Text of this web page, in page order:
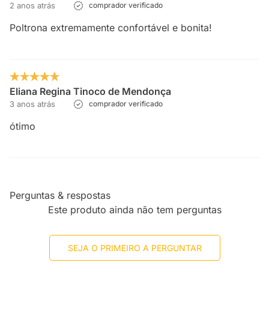
2 anos atrás comprador verificado
Poltrona extremamente confortável e bonita!
Eliana Regina Tinoco de Mendonça
3 anos atrás comprador verificado
ótimo
Perguntas & respostas
Este produto ainda não tem perguntas
SEJA O PRIMEIRO A PERGUNTAR